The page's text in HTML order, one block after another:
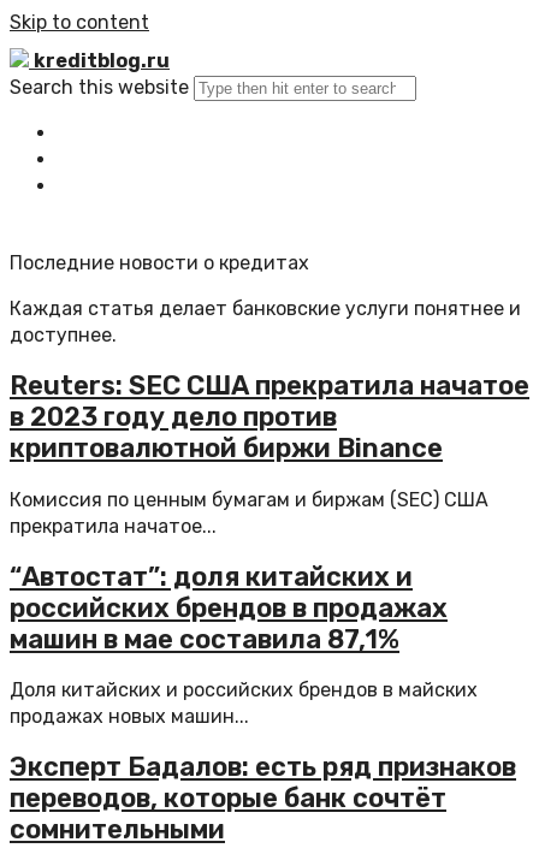
Skip to content
kreditblog.ru
Search this website
Последние новости о кредитах
Каждая статья делает банковские услуги понятнее и
доступнее.
Reuters: SEC США прекратила начатое
в 2023 году дело против
криптовалютной биржи Binance
Комиссия по ценным бумагам и биржам (SEC) США
прекратила начатое...
“Автостат”: доля китайских и
российских брендов в продажах
машин в мае составила 87,1%
Доля китайских и российских брендов в майских
продажах новых машин...
Эксперт Бадалов: есть ряд признаков
переводов, которые банк сочтёт
сомнительными